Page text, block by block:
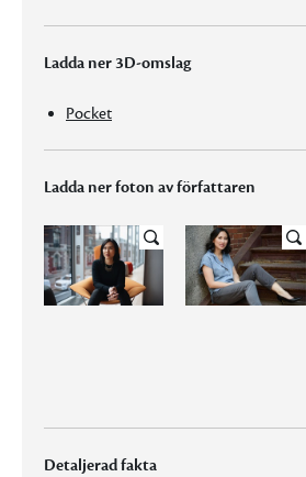
Ladda ner 3D-omslag
Pocket
Ladda ner foton av författaren
Detaljerad fakta